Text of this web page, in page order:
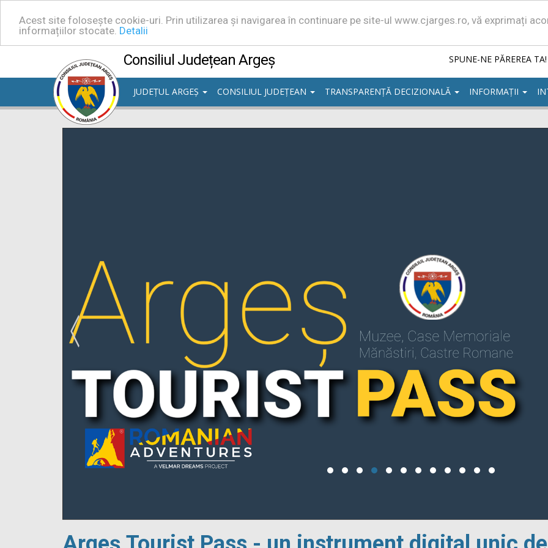
Acest site folosește cookie-uri. Prin utilizarea și navigarea în continuare pe site-ul www.cjarges.ro, vă exprimați
informațiilor stocate. Detalii
Consiliul Județean Argeș SPUNE-NE PĂREREA TA!
JUDEȚUL ARGEȘ
CONSILIUL JUDEȚEAN TRANSPARENȚĂ DECIZIONALĂ INFORMAȚII